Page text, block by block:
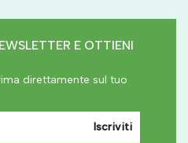
E OTTIENI
direttamente sul tuo
Iscriviti